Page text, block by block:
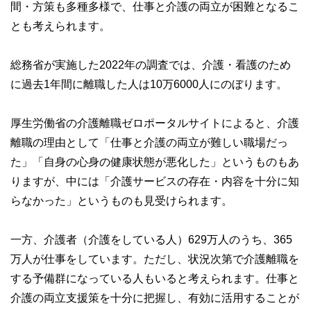
間・方策も多種多様で、仕事と介護の両立が困難となるこ
とも考えられます。
総務省が実施した2022年の調査では、介護・看護のため
に過去1年間に離職した人は10万6000人にのぼります。
厚生労働省の介護離職ゼロポータルサイトによると、介護
離職の理由として「仕事と介護の両立が難しい職場だっ
た」「自身の心身の健康状態が悪化した」というものもあ
りますが、中には「介護サービスの存在・内容を十分に知
らなかった」というものも見受けられます。
一方、介護者（介護をしている人）629万人のうち、365
万人が仕事をしています。ただし、状況次第で介護離職を
する予備群になっている人もいると考えられます。仕事と
介護の両立支援策を十分に把握し、有効に活用することが